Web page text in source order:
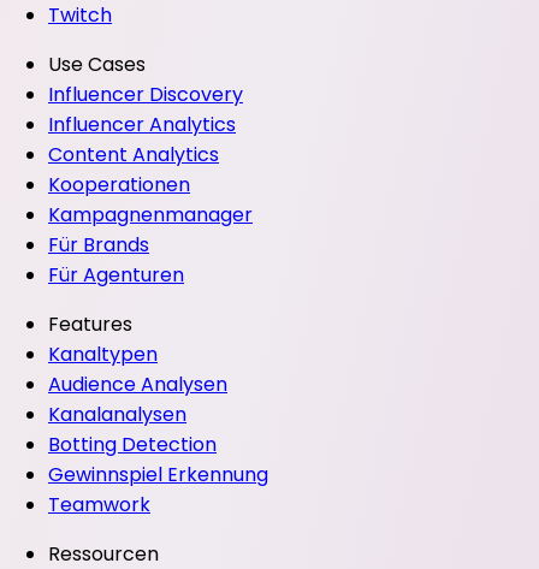
Twitch
Use Cases
Influencer Discovery
Influencer Analytics
Content Analytics
Kooperationen
Kampagnenmanager
Für Brands
Für Agenturen
Features
Kanaltypen
Audience Analysen
Kanalanalysen
Botting Detection
Gewinnspiel Erkennung
Teamwork
Ressourcen